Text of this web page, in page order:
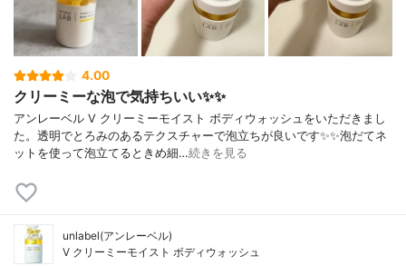
4.00
クリーミーな泡で気持ちいい✨✨
アンレーベル V クリーミーモイスト ボディウォッシュをいただきまし
た。透明でとろみのあるテクスチャーで泡立ちが良いです✨✨泡だてネ
ットを使って泡立てるときめ細…続きを見る
unlabel(アンレーベル)
V クリーミーモイスト ボディウォッシュ